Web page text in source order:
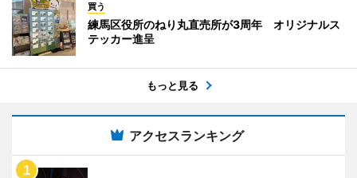
買う
練馬区役所のねり丸直売所が3周年 オリジナルス
テッカー進呈
もっと見る
アクセスランキング